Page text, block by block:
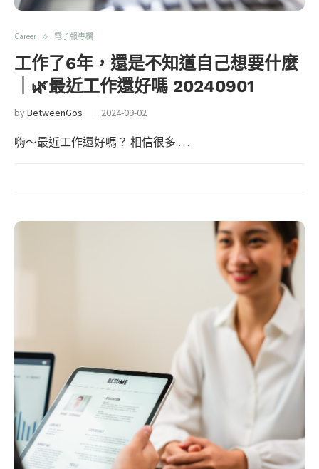
Career 電子報專欄
工作了6年，還是不知道自己想要什麼
｜🌿最近工作還好嗎 20240901
byBetweenGos 2024-09-02
嗨～最近工作還好嗎？ 相信很多 …